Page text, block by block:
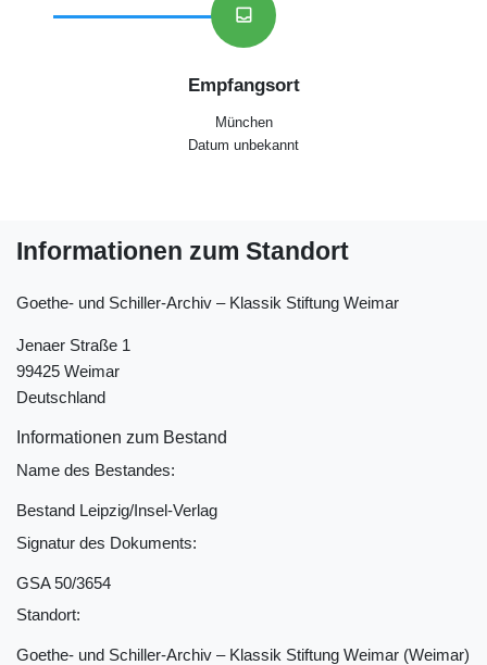
inbox
Empfangsort
München
Datum unbekannt
Informationen zum Standort
Goethe- und Schiller-Archiv ‒ Klassik Stiftung Weimar
Jenaer Straße 1
99425 Weimar
Deutschland
Informationen zum Bestand
Name des Bestandes:
Bestand Leipzig/Insel-Verlag
Signatur des Dokuments:
GSA 50/3654
Standort:
Goethe- und Schiller-Archiv ‒ Klassik Stiftung Weimar (Weimar)